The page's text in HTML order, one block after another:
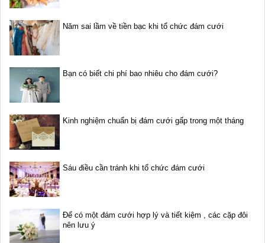
Năm sai lầm về tiền bạc khi tổ chức đám cưới
Bạn có biết chi phí bao nhiêu cho đám cưới?
Kinh nghiệm chuẩn bị đám cưới gấp trong một tháng
Sáu điều cần tránh khi tổ chức đám cưới
Để có một đám cưới hợp lý và tiết kiệm , các cặp đôi
nên lưu ý